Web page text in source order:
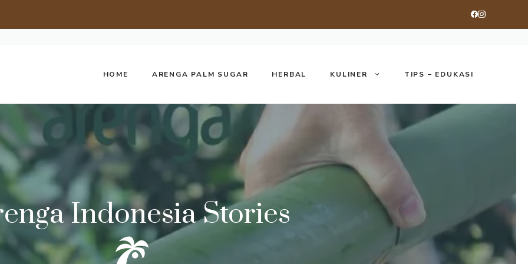
HOME ARENGA PALM SUGAR HERBAL KULINER TIPS – EDUKASI
Indonesia Stories